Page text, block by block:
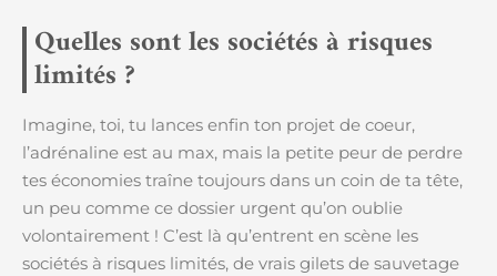
Quelles sont les sociétés à risques
limités ?
Imagine, toi, tu lances enfin ton projet de coeur,
l’adrénaline est au max, mais la petite peur de perdre
tes économies traîne toujours dans un coin de ta tête,
un peu comme ce dossier urgent qu’on oublie
volontairement ! C’est là qu’entrent en scène les
sociétés à risques limités, de vrais gilets de sauvetage